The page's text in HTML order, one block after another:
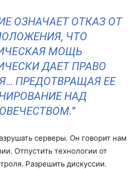
ОЗНАЧАЕТ ОТКАЗ ОТ
ЧТО
МОЩЬ
ДАЕТ ПРАВО
ПРЕДОТВРАЩАЯ ЕЕ
НАД
серверы. Он говорит нам
Отпустить технологии от
Разрешить дискуссии.